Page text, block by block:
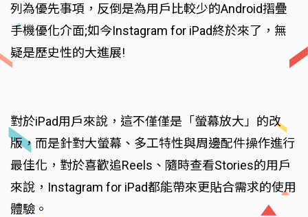
列為優先事項，反倒是為用戶比較少的Android摺疊
手機優化介面;如今Instagram for iPad終於來了，無
疑是歷史性的大進展!
對於iPad用戶來說，這不僅僅是「螢幕放大」的改
版，而是針對大螢幕、多工特性與周邊配件操作進行
最佳化，對於喜歡追Reels、隨時查看Stories的用戶
來說，Instagram for iPad都能帶來更貼合需求的使用
體驗。